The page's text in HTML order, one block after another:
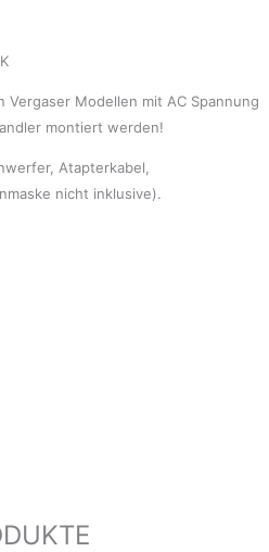
Modellen mit AC Spannung
montiert werden!
Atapterkabel,
nicht inklusive).